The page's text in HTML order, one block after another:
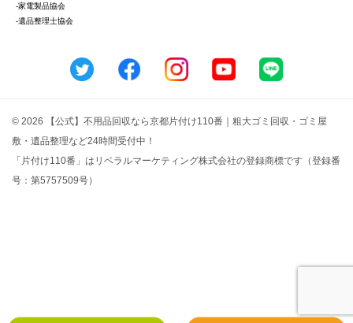
-家電製品協会
-遺品整理士協会
© 2026 【公式】不用品回収なら京都片付け110番｜粗大ゴミ回収・ゴミ屋
敷・遺品整理など24時間受付中！
「片付け110番」はリベラルマーケティング株式会社の登録商標です（登録番
号：第5757509号）